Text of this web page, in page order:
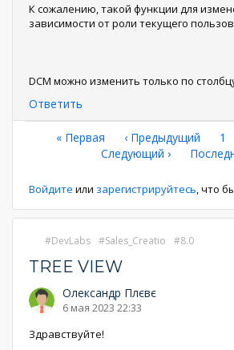
К сожалению, такой функции для
зависимости от роли текущего
DCM можно изменить только по
Ответить
Нумерация
страниц
Первая
страница
« Первая ←
‹ Предыдущий 1
Следующая
Следующий ›
Войдите или зарегистрируйтесь, что
DevLabs Sales_Creatio 8.0
TREE VIEW
Олександр Плєвє
6 мая 2023 22:33
Здравствуйте!